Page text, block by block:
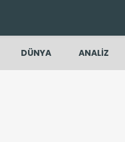
DÜNYA ANALİZ